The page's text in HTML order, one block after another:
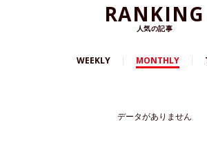
RANKING
人気の記事
WEEKLY MONTHLY
データがありません